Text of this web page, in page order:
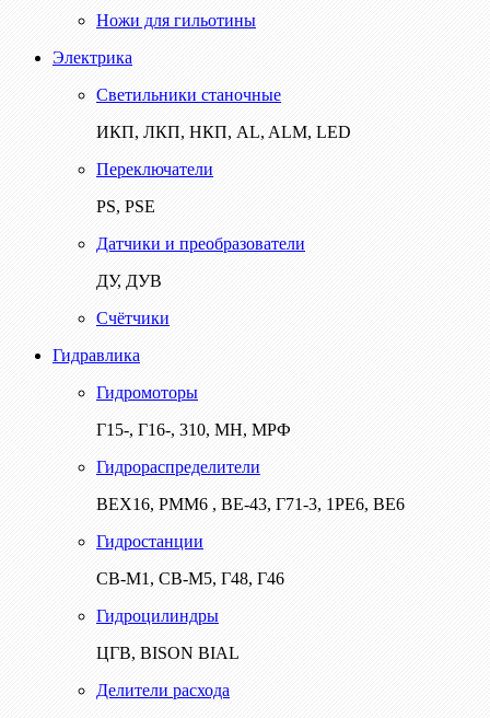
Ножи для гильотины
Электрика
Светильники станочные
ИКП, ЛКП, НКП, AL, ALM, LED
Переключатели
PS, PSE
Датчики и преобразователи
ДУ, ДУВ
Счётчики
Гидравлика
Гидромоторы
Г15-, Г16-, 310, МН, МРФ
Гидрораспределители
ВЕХ16, РММ6 , ВЕ-43, Г71-3, 1РЕ6, ВЕ6
Гидростанции
СВ-М1, СВ-М5, Г48, Г46
Гидроцилиндры
ЦГВ, BISON BIAL
Делители расхода